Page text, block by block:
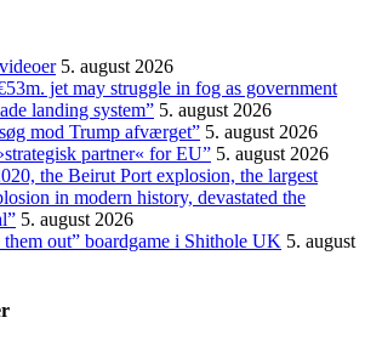
5. august 2026
jet may struggle in fog as government
landing system” 5. august 2026
mod Trump afværget” 5. august 2026
partner« for EU” 5. august 2026
the Beirut Port explosion, the largest
in modern history, devastated the
5. august 2026
out” boardgame i Shithole UK 5. august